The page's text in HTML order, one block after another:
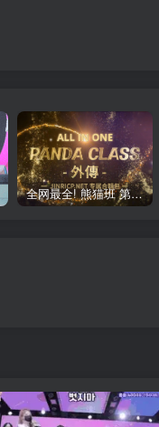
全网最全! 熊猫班 第6季 外传 SpinOff 全集 All in one 合集版 中英韩简繁字幕外挂版